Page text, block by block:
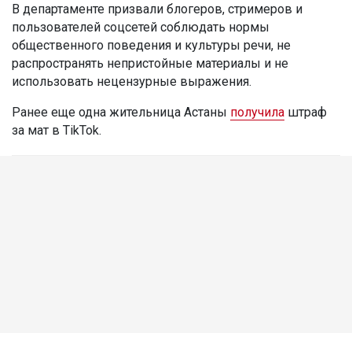
В департаменте призвали блогеров, стримеров и
пользователей соцсетей соблюдать нормы
общественного поведения и культуры речи, не
распространять непристойные материалы и не
использовать нецензурные выражения.
Ранее еще одна жительница Астаны получила штраф
за мат в TikTok.